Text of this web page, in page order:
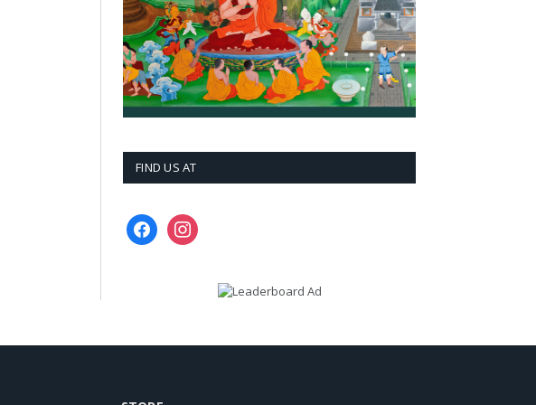
FIND US AT
facebookinstagram